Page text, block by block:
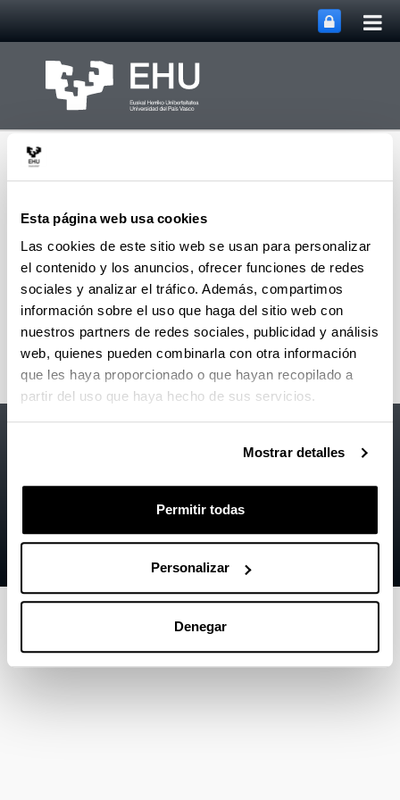
Esta página web usa cookies
Las cookies de este sitio web se usan para personalizar
el contenido y los anuncios, ofrecer funciones de redes
sociales y analizar el tráfico. Además, compartimos
información sobre el uso que haga del sitio web con
nuestros partners de redes sociales, publicidad y análisis
web, quienes pueden combinarla con otra información
que les haya proporcionado o que hayan recopilado a
partir del uso que haya hecho de sus servicios.
Mostrar detalles
Permitir todas
Personalizar
Denegar
Grupo de Investigación
en Cultura, Cognición y
Emoción
Menú
Accesibilidad
Mapa
EHU